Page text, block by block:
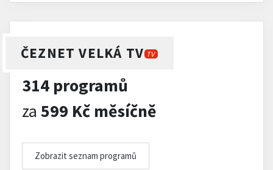
ČEZNET VELKÁ TV TV
314 programů
za 599 Kč měsíčně
Zobrazit seznam programů